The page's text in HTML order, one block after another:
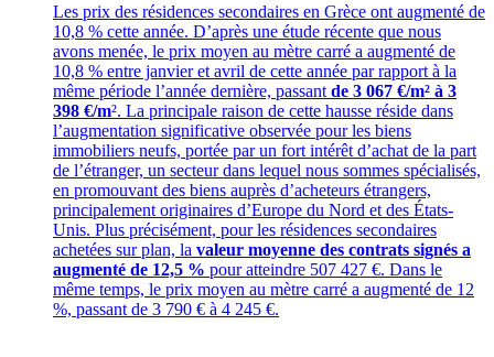
Les prix des résidences secondaires en Grèce ont augmenté de
10,8 % cette année. D’après une étude récente que nous
avons menée, le prix moyen au mètre carré a augmenté de
10,8 % entre janvier et avril de cette année par rapport à la
même période l’année dernière, passant de 3 067 €/m² à 3
398 €/m². La principale raison de cette hausse réside dans
l’augmentation significative observée pour les biens
immobiliers neufs, portée par un fort intérêt d’achat de la part
de l’étranger, un secteur dans lequel nous sommes spécialisés,
en promouvant des biens auprès d’acheteurs étrangers,
principalement originaires d’Europe du Nord et des États-
Unis. Plus précisément, pour les résidences secondaires
achetées sur plan, la valeur moyenne des contrats signés a
augmenté de 12,5 % pour atteindre 507 427 €. Dans le
même temps, le prix moyen au mètre carré a augmenté de 12
%, passant de 3 790 € à 4 245 €.